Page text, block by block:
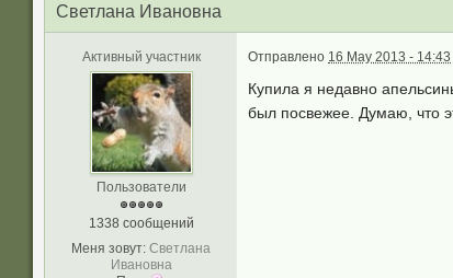
Светлана Ивановна
Активный участник
Пользователи
1338 сообщений
Меня зовут: Светлана
Ивановна
Отправлено 16 May 2013 - 14:43
Купила я недавно
был посвежее. Думаю, что